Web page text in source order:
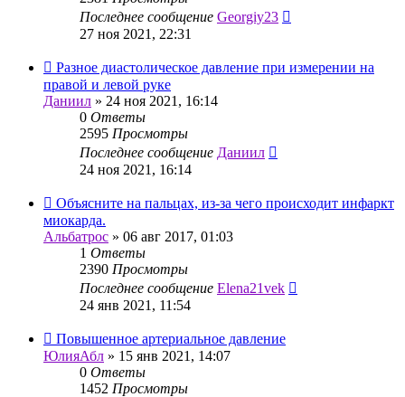
Последнее сообщение Georgiy23
27 ноя 2021, 22:31
Разное диастолическое давление при измерении на
правой и левой руке
Даниил » 24 ноя 2021, 16:14
0 Ответы
2595 Просмотры
Последнее сообщение Даниил
24 ноя 2021, 16:14
Объясните на пальцах, из-за чего происходит инфаркт
миокарда.
Альбатрос » 06 авг 2017, 01:03
1 Ответы
2390 Просмотры
Последнее сообщение Elena21vek
24 янв 2021, 11:54
Повышенное артериальное давление
ЮлияАбл » 15 янв 2021, 14:07
0 Ответы
1452 Просмотры